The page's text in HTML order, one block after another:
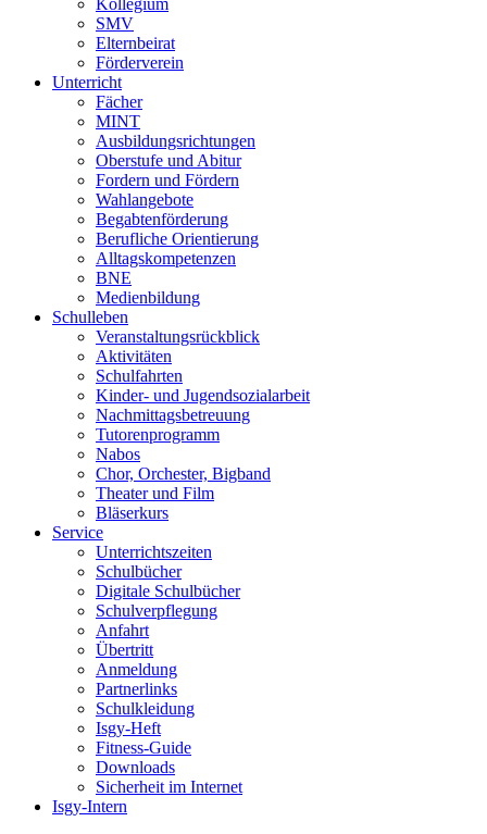
Kollegium
SMV
Elternbeirat
Förderverein
Unterricht
Fächer
MINT
Ausbildungsrichtungen
Oberstufe und Abitur
Fordern und Fördern
Wahlangebote
Begabtenförderung
Berufliche Orientierung
Alltagskompetenzen
BNE
Medienbildung
Schulleben
Veranstaltungsrückblick
Aktivitäten
Schulfahrten
Kinder- und Jugendsozialarbeit
Nachmittagsbetreuung
Tutorenprogramm
Nabos
Chor, Orchester, Bigband
Theater und Film
Bläserkurs
Service
Unterrichtszeiten
Schulbücher
Digitale Schulbücher
Schulverpflegung
Anfahrt
Übertritt
Anmeldung
Partnerlinks
Schulkleidung
Isgy-Heft
Fitness-Guide
Downloads
Sicherheit im Internet
Isgy-Intern